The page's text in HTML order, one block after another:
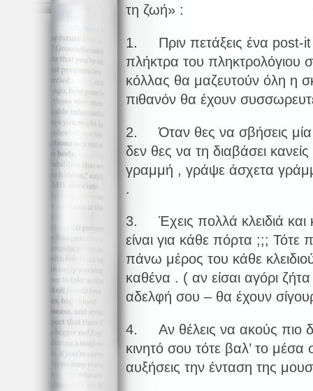
τη ζωή» :
1. Πριν πετάξεις ένα post-
πλήκτρα του πληκτρολόγιου
κόλλας θα μαζευτούν όλη η
πιθανόν θα έχουν
2. Όταν θες να σβήσεις μία
δεν θες να τη διαβάσει
γραμμή , γράψε άσχετα
.
3. Έχεις πολλά κλειδιά και
είναι για κάθε πόρτα ;;; Τότε
πάνω μέρος του κάθε
καθένα . ( αν είσαι αγόρι
αδελφή σου – θα έχουν
4. Αν θέλεις να ακούς πιο
κινητό σου τότε βαλ’ το
αυξήσεις την ένταση της